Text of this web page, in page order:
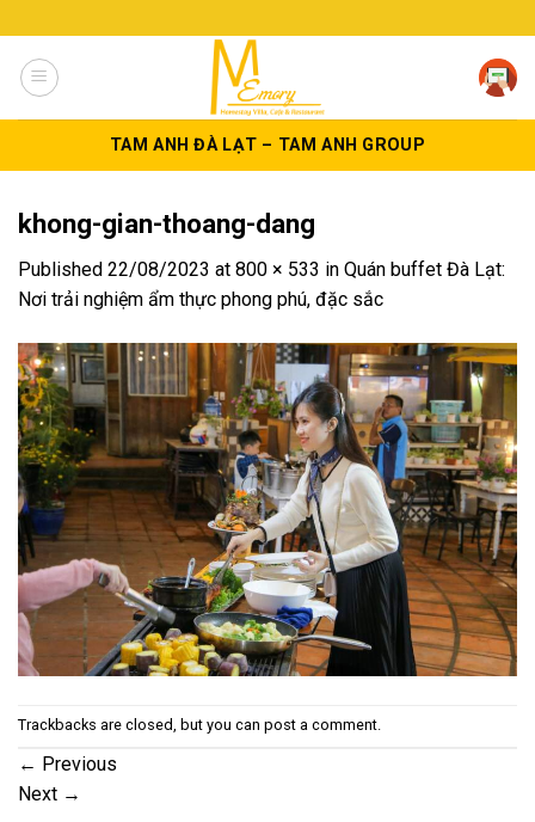
to
content
TAM ANH ĐÀ LẠT – TAM ANH GROUP
khong-gian-thoang-dang
Published 22/08/2023 at 800 × 533 in Quán buffet Đà Lạt:
Nơi trải nghiệm ẩm thực phong phú, đặc sắc
Trackbacks are closed, but you can post a comment.
← Previous
Next →